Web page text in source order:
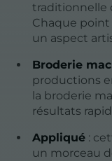
traditionnelle
Chaque point
un aspect
Broderie
productions
la broderie
résultats
Appliqué:
un morceau